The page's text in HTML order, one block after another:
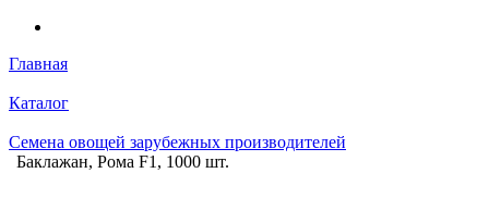
Главная
Каталог
Семена овощей зарубежных производителей
Баклажан, Рома F1, 1000 шт.